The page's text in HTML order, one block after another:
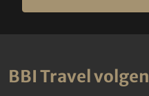
BBI Travel volgen